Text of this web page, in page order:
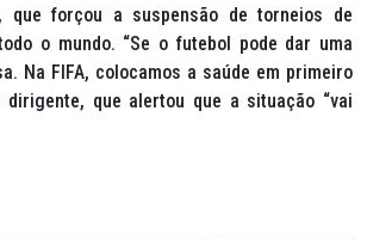
que forçou a suspensão de torneios de
o mundo. “Se o futebol pode dar uma
Na FIFA, colocamos a saúde em primeiro
dirigente, que alertou que a situação “vai